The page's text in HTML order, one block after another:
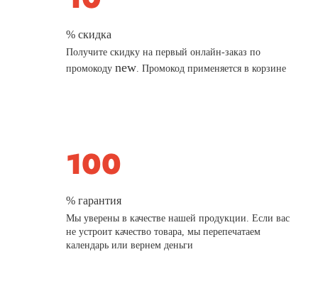
% скидка
Получите скидку на первый онлайн-заказ по
промокодуnew. Промокод применяется в корзине
% гарантия
Мы уверены в качестве нашей продукции. Если вас
не устроит качество товара, мы перепечатаем
календарь или вернем деньги